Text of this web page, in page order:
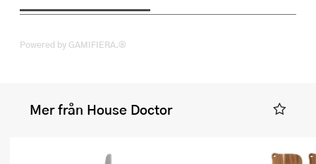
Powered by GAMIFIERA.®
Mer från House Doctor